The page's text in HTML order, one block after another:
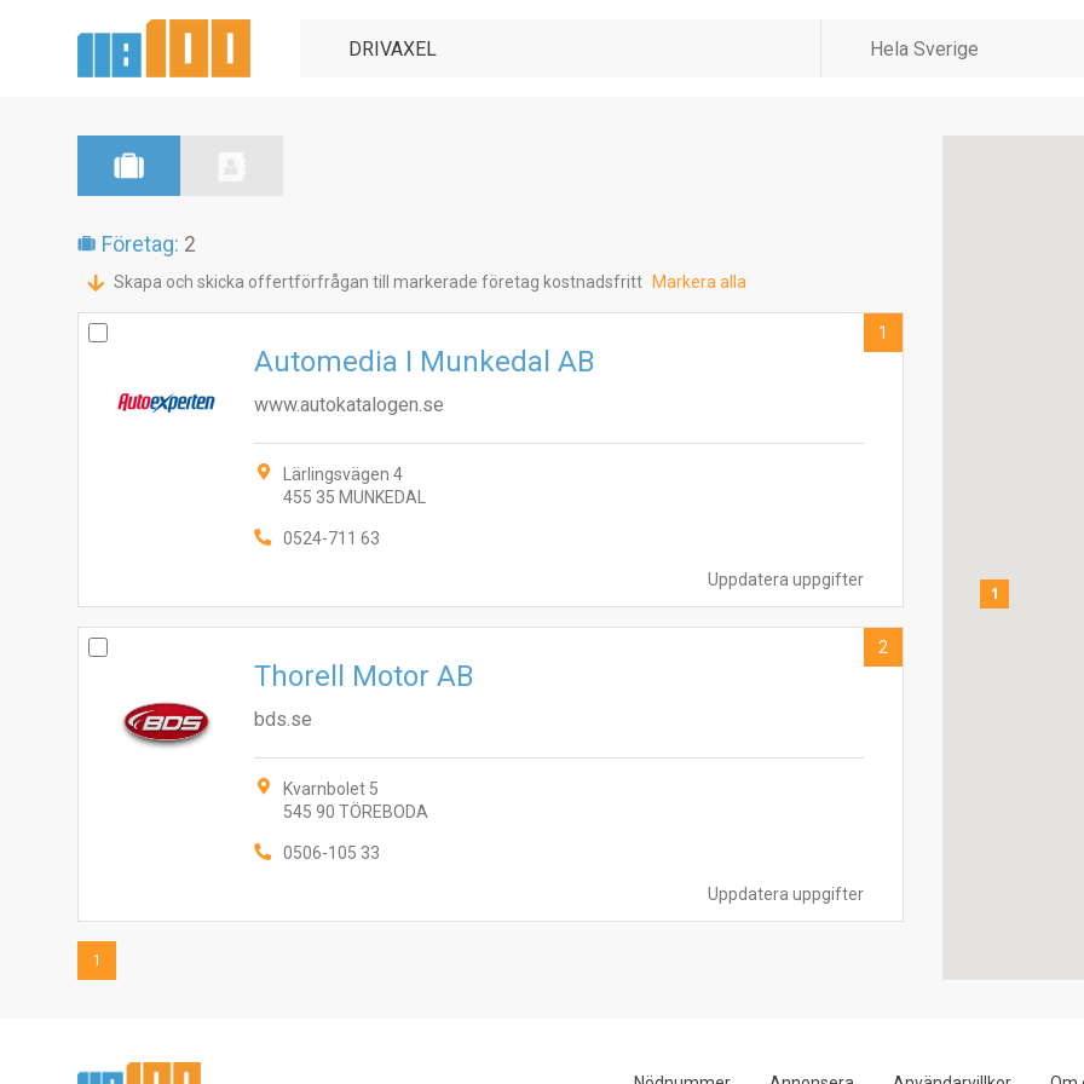
Företag: 2
Skapa och skicka offertförfrågan till markerade företag kostnadsfritt Markera alla
Uppdatera uppgifter
Automedia I Munkedal AB
www.autokatalogen.se
Lärlingsvägen 4
455 35 MUNKEDAL
0524-711 63
1
Uppdatera uppgifter
Thorell Motor AB
bds.se
Kvarnbolet 5
545 90 TÖREBODA
0506-105 33
2
1
1